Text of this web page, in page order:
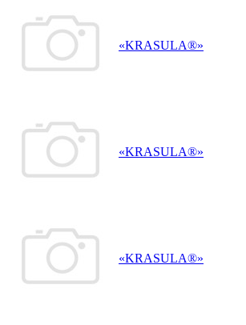
«KRASULA®»
«KRASULA®»
«KRASULA®»